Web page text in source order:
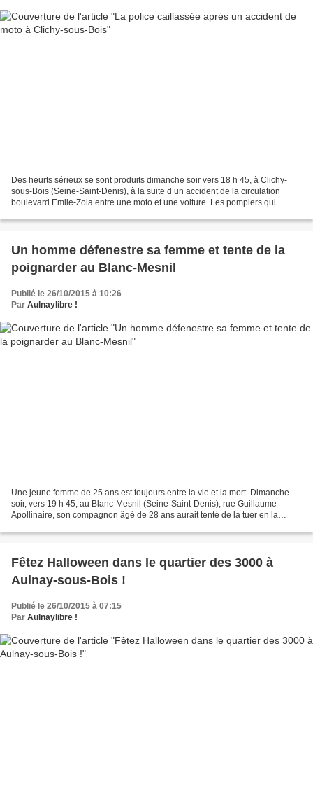
Des heurts sérieux se sont produits dimanche soir vers 18 h 45, à Clichy-
sous-Bois (Seine-Saint-Denis), à la suite d’un accident de la circulation
boulevard Emile-Zola entre une moto et une voiture. Les pompiers qui
Un homme défenestre sa femme et tente de la
poignarder au Blanc-Mesnil
Publié le 26/10/2015 à 10:26
Par Aulnaylibre !
Une jeune femme de 25 ans est toujours entre la vie et la mort. Dimanche
soir, vers 19 h 45, au Blanc-Mesnil (Seine-Saint-Denis), rue Guillaume-
Apollinaire, son compagnon âgé de 28 ans aurait tenté de la tuer en la
Fêtez Halloween dans le quartier des 3000 à
Aulnay-sous-Bois !
Publié le 26/10/2015 à 07:15
Par Aulnaylibre !